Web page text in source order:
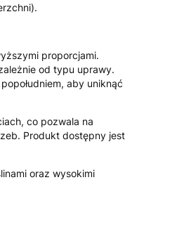
proporcjami.
od typu uprawy.
aby uniknąć
co pozwala na
Produkt dostępny jest
oraz wysokimi